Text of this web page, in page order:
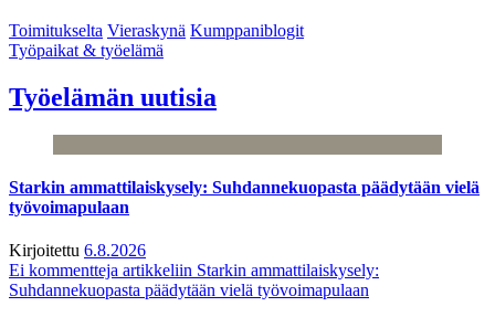
Toimitukselta Vieraskynä Kumppaniblogit
Työpaikat & työelämä
Työelämän uutisia
Starkin ammattilaiskysely: Suhdannekuopasta päädytään vielä
työvoimapulaan
Kirjoitettu 6.8.2026
Ei kommentteja artikkeliin Starkin ammattilaiskysely:
Suhdannekuopasta päädytään vielä työvoimapulaan